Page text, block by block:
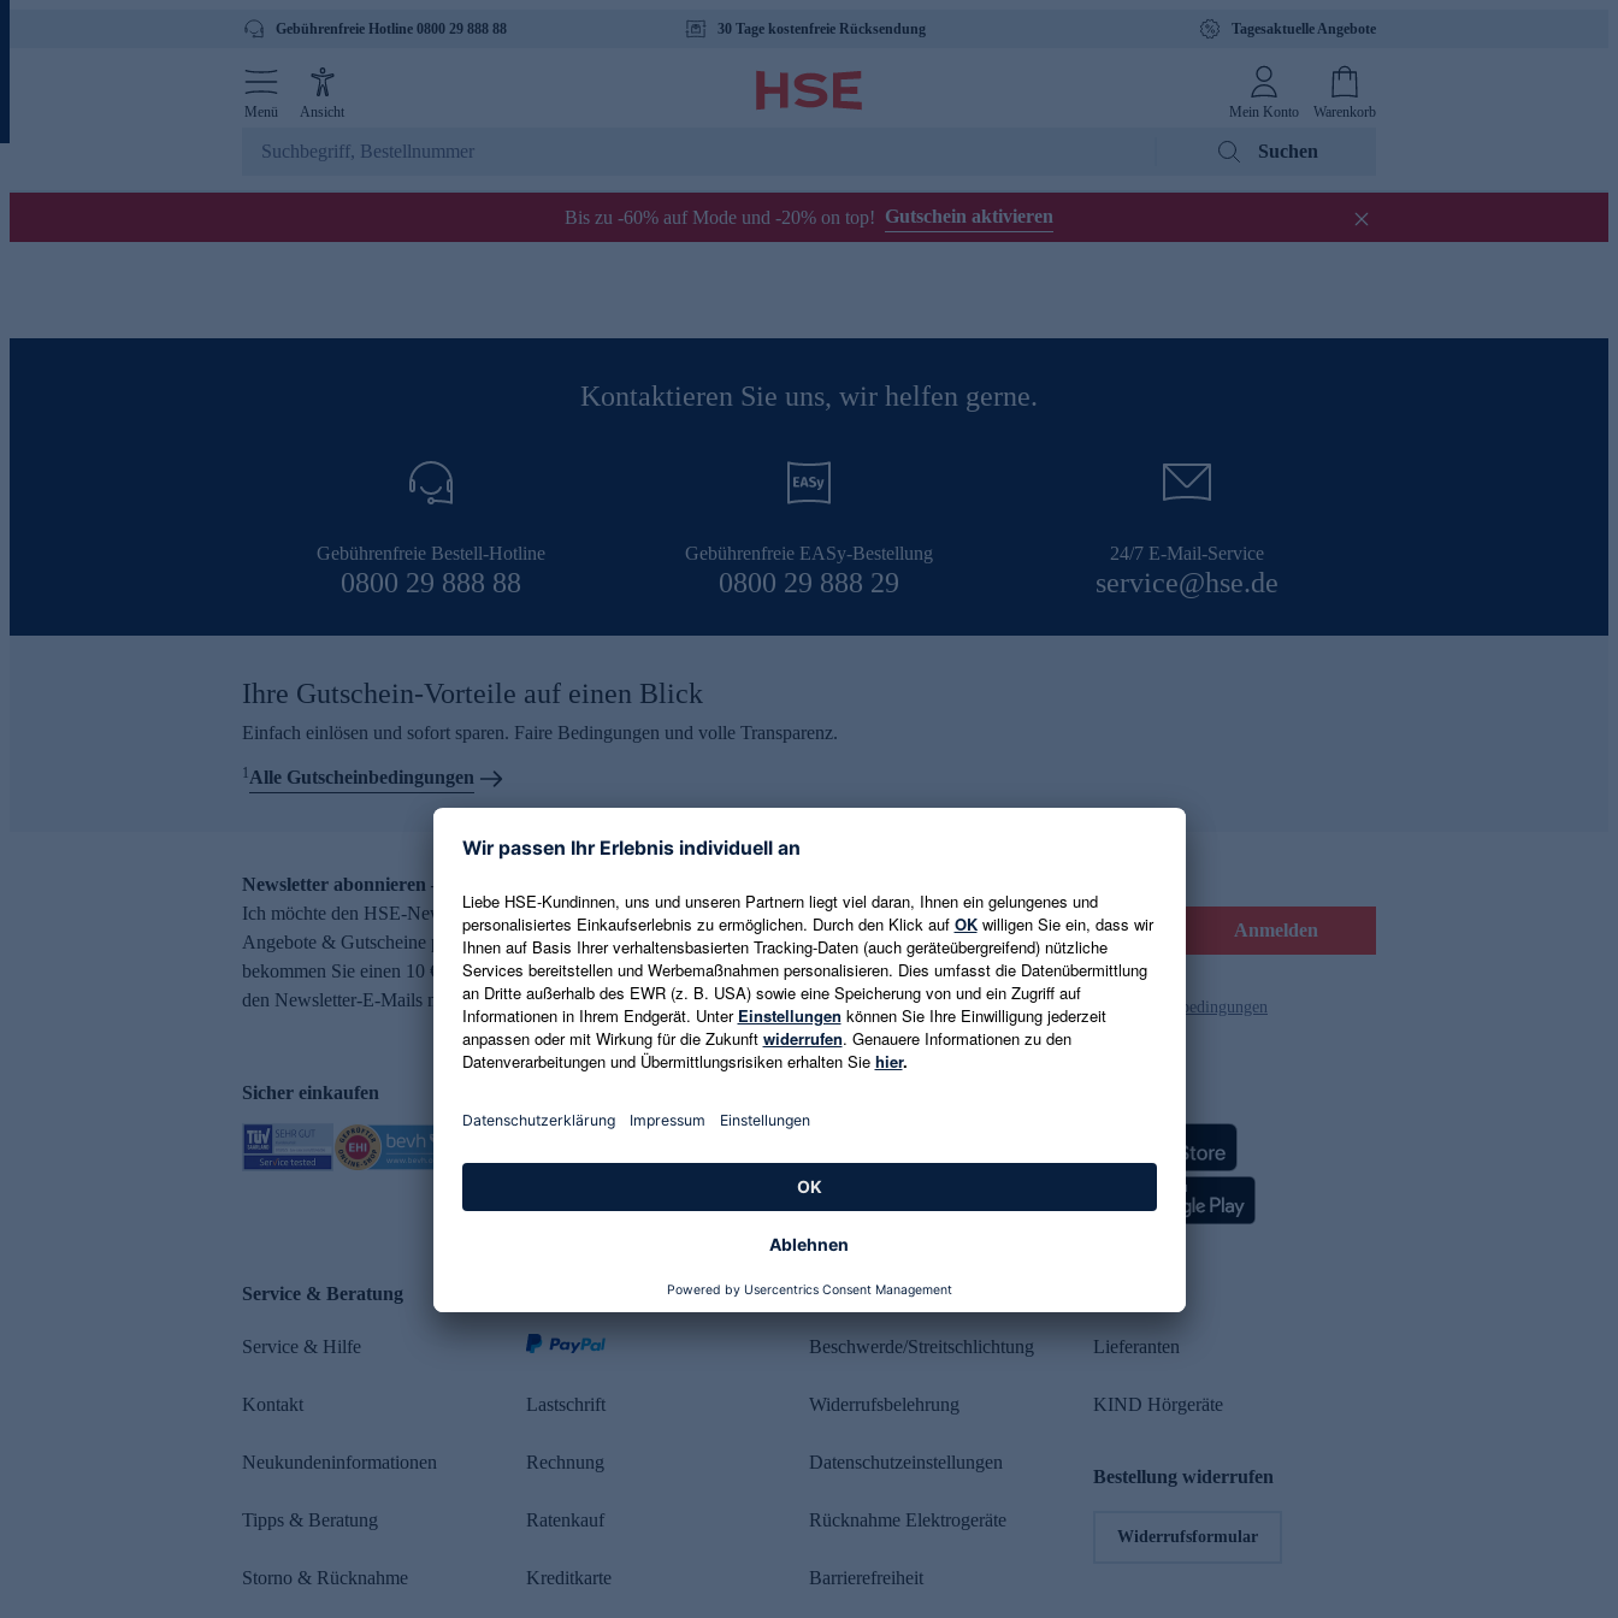
Gebührenfreie Hotline 0800 29 888 88 30 Tage kostenfreie Rücksendung Tagesaktuelle Angebote
Menü Ansicht Mein Konto Warenkorb
Suchen
Bis zu -60% auf Mode und -20% on top! Gutschein aktivieren
Kontaktieren Sie uns, wir helfen gerne.
Gebührenfreie Bestell-Hotline
0800 29 888 88
Gebührenfreie EASy-Bestellung
0800 29 888 29
24/7 E-Mail-Service
service@hse.de
Ihre Gutschein-Vorteile auf einen Blick
Einfach einlösen und sofort sparen. Faire Bedingungen und volle Transparenz.
1Alle Gutscheinbedingungen
Newsletter abonnieren – 10 € Gutschein erhalten
Ich möchte den HSE-Newsletter abonnieren und aktuelle Trends,
Angebote & Gutscheine per E-Mail erhalten. Als Dankeschön
bekommen Sie einen 10 € Gutschein. Eine Abmeldung ist jederzeit in
den Newsletter-E-Mails möglich.
E-Mail-Adresse eingeben Anmelden
Es gelten die Datenschutzrichtlinien und die Gutscheinbedingungen
Sicher einkaufen
Service & Beratung
Service & Hilfe
Kontakt
Neukundeninformationen
Tipps & Beratung
Storno & Rücknahme
Lastschrift
Rechnung
Ratenkauf
Kreditkarte
Rechtliches
Beschwerde/Streitschlichtung
Widerrufsbelehrung
Datenschutzeinstellungen
Rücknahme Elektrogeräte
Barrierefreiheit
Lieferanten
KIND Hörgeräte
Bestellung widerrufen
Widerrufsformular